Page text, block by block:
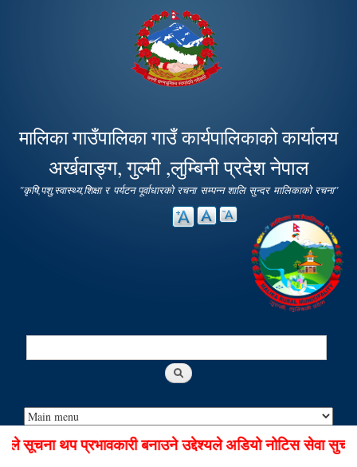
main
content
मालिका गाउँपालिका गाउँ कार्यपालिकाको कार्यालय
अर्खवाङ्ग, गुल्मी ,लुम्बिनी प्रदेश नेपाल
"कृषि,पशु,स्वास्थ्य,शिक्षा र पर्यटन पूर्वाधारको रचना सम्पन्न शालि सुन्दर मालिकाको रचना"
Search
सूचना थप प्रभावकारी बनाउने उद्देश्यले अडियो नोटिस सेवा